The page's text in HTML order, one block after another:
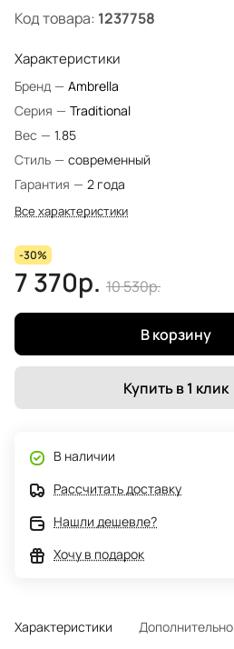
Код товара: 1237758
Характеристики
Бренд — Ambrella
Серия — Traditional
Вес — 1.85
Стиль — современный
Гарантия — 2 года
Все характеристики
-30%
7 370р. 10 530р.
В корзину
Купить в 1 клик
В наличии
Рассчитать доставку
Нашли дешевле?
Хочу в подарок
Характеристики Дополнительно